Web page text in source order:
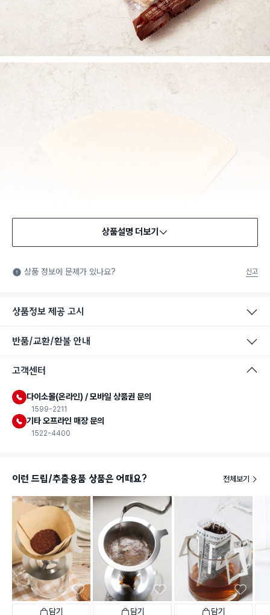
식품용 기구: 식품위생법에서 정한 규격에 따라 제조되어 식품 또
는 식품첨가물에 사용할 수 있는 식품용기구라는 표시입니다.
상품설명 더보기
상품 정보에 문제가 있나요? 신고
상품정보 제공 고시
반품/교환/환불 안내
고객센터
다이소몰(온라인) / 모바일 상품권 문의
1599-2211
기타 오프라인 매장 문의
1522-4400
이런 드립/추출용품 상품은 어때요? 전체보기
담기 담기 담기